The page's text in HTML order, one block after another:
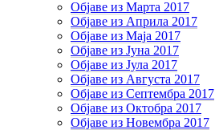
Објаве из Марта 2017
Објаве из Априла 2017
Објаве из Маја 2017
Објаве из Јуна 2017
Објаве из Јула 2017
Објаве из Августа 2017
Објаве из Септембра 2017
Објаве из Октобра 2017
Објаве из Новембра 2017